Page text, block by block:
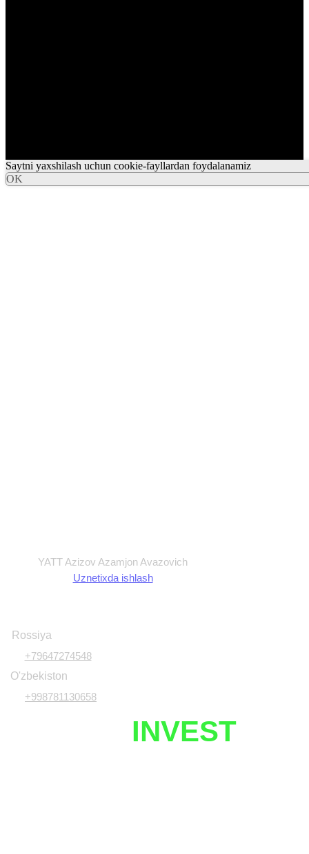
YATT Azizov Azamjon Avazovich
Uznetixda ishlash
Rossiya
+79647274548
O'zbekiston
+998781130658
INVEST
Saytni yaxshilash uchun cookie-fayllardan foydalanamiz
OK